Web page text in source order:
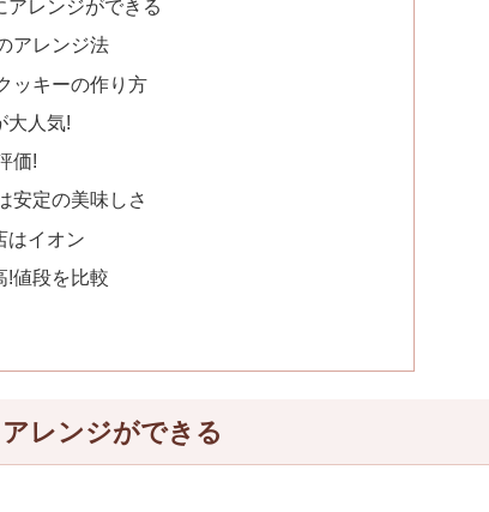
アレンジができる
アレンジ法
ッキーの作り方
大人気!
価!
安定の美味しさ
はイオン
!値段を比較
レンジができる